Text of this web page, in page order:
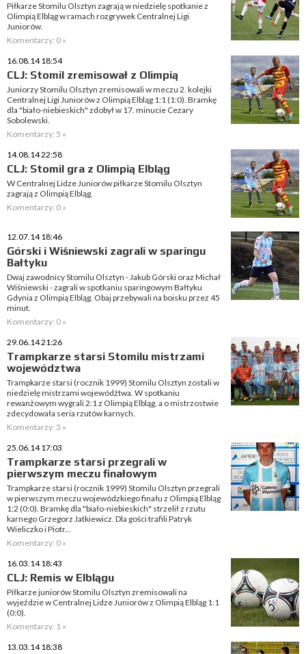
Piłkarze Stomilu Olsztyn zagrają w niedzielę spotkanie z
Olimpią Elbląg w ramach rozgrywek Centralnej Ligi
Juniorów.
Komentarzy: 0 »
16.08.14 18:54
CLJ: Stomil zremisował z Olimpią
Juniorzy Stomilu Olsztyn zremisowali w meczu 2. kolejki
Centralnej Ligi Juniorów z Olimpią Elbląg 1:1 (1:0). Bramkę
dla "biało-niebieskich" zdobył w 17. minucie Cezary
Sobolewski.
Komentarzy: 5 »
14.08.14 22:58
CLJ: Stomil gra z Olimpią Elbląg
W Centralnej Lidze Juniorów piłkarze Stomilu Olsztyn
zagrają z Olimpią Elbląg.
Komentarzy: 0 »
12.07.14 18:46
Górski i Wiśniewski zagrali w sparingu
Bałtyku
Dwaj zawodnicy Stomilu Olsztyn - Jakub Górski oraz Michał
Wiśniewski - zagrali w spotkaniu sparingowym Bałtyku
Gdynia z Olimpią Elbląg. Obaj przebywali na boisku przez 45
minut.
Komentarzy: 0 »
29.06.14 21:26
Trampkarze starsi Stomilu mistrzami
województwa
Trampkarze starsi (rocznik 1999) Stomilu Olsztyn zostali w
niedzielę mistrzami wojewódźtwa. W spotkaniu
rewanżowym wygrali 2:1 z Olimpią Elbląg, a o mistrzostwie
zdecydowała seria rzutów karnych.
Komentarzy: 3 »
25.06.14 17:03
Trampkarze starsi przegrali w
pierwszym meczu finałowym
Trampkarze starsi (rocznik 1999) Stomilu Olsztyn przegrali
w pierwszym meczu wojewódzkiego finału z Olimpią Elbląg
1:2 (0:0). Bramkę dla "biało-niebieskich" strzelił z rzutu
karnego Grzegorz Jatkiewicz. Dla gości trafili Patryk
Wieliczko i Piotr...
Komentarzy: 0 »
16.03.14 18:43
CLJ: Remis w Elblągu
Piłkarze juniorów Stomilu Olsztyn zremisowali na
wyjeździe w Centralnej Lidze Juniorów z Olimpią Elbląg 1:1
(0:0).
Komentarzy: 1 »
13.03.14 18:38